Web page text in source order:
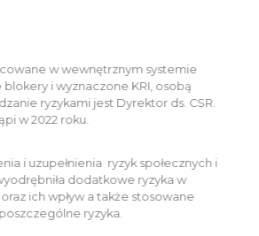
w wewnętrznym systemie
blokery i wyznaczone KRI, osobą
ryzykami jest Dyrektor ds. CSR.
w 2022 roku.
i uzupełnienia ryzyk społecznych i
wyodrębniła dodatkowe ryzyka w
oraz ich wpływ a także stosowane
poszczególne ryzyka.